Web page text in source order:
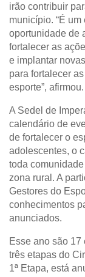
irão contribuir
município. “É
oportunidade de
fortalecer as
e implantar
para fortalecer
esporte”, afirmou.
A Sedel de
calendário de
de fortalecer o
adolescentes, o
toda
zona rural. A
Gestores do
conhecimentos
anunciados.
Esse ano são
três etapas do
1ª Etapa, está